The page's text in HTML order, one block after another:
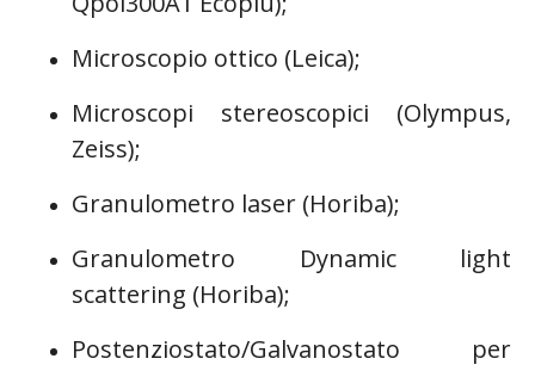
Microscopio ottico (Leica);
Microscopi stereoscopici (Olympus,
Zeiss);
Granulometro laser (Horiba);
Granulometro Dynamic light
scattering (Horiba);
Postenziostato/Galvanostato per